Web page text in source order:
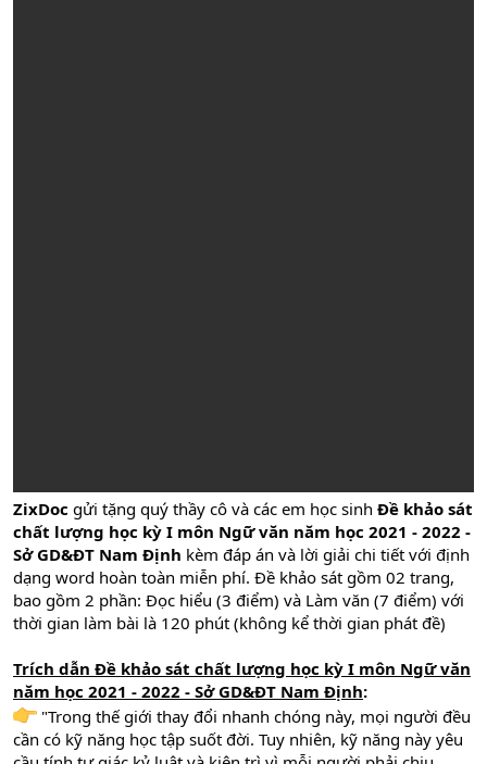
ZixDoc gửi tặng quý thầy cô và các em học sinh Đề khảo sát
chất lượng học kỳ I môn Ngữ văn năm học 2021 - 2022 -
Sở GD&ĐT Nam Định kèm đáp án và lời giải chi tiết với định
dạng word hoàn toàn miễn phí. Đề khảo sát gồm 02 trang,
bao gồm 2 phần: Đọc hiểu (3 điểm) và Làm văn (7 điểm) với
thời gian làm bài là 120 phút (không kể thời gian phát đề)
Trích dẫn Đề khảo sát chất lượng học kỳ I môn Ngữ văn
năm học 2021 - 2022 - Sở GD&ĐT Nam Định:
"Trong thế giới thay đổi nhanh chóng này, mọi người đều
cần có kỹ năng học tập suốt đời. Tuy nhiên, kỹ năng này yêu